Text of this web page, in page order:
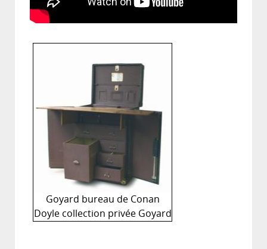
Goyard bureau de Conan
Doyle collection privée Goyard